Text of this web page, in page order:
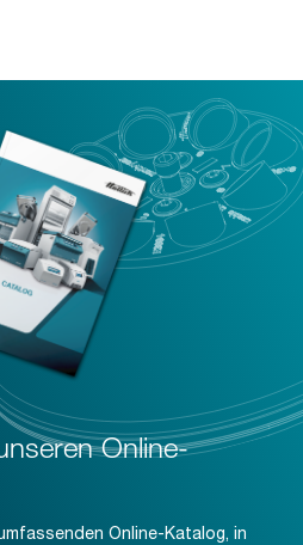
Online-
Online-Katalog, in